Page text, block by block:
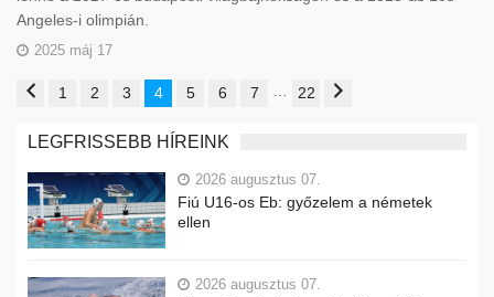
Angeles-i olimpián.
2025 máj 17
1 2 3 4 5 6 7 22
LEGFRISSEBB HÍREINK
2026 augusztus 07.
Fiú U16-os Eb: győzelem a németek
ellen
2026 augusztus 07.